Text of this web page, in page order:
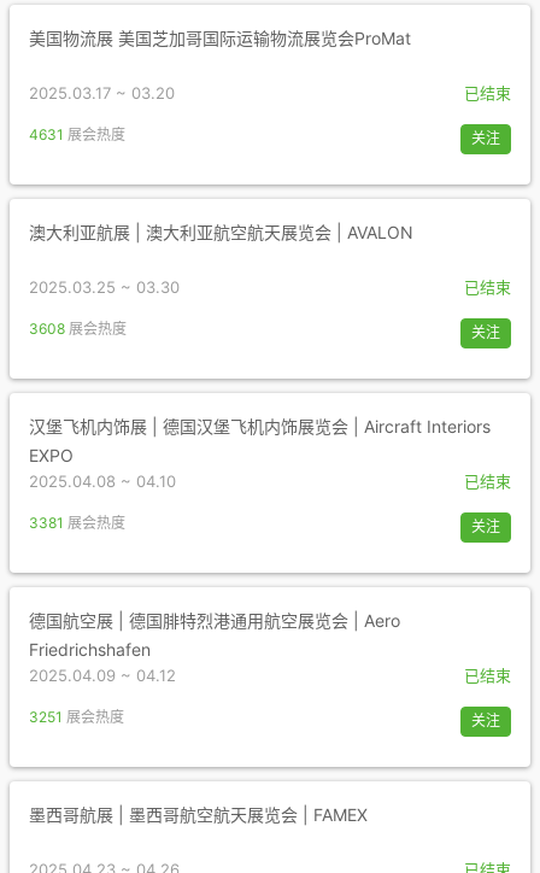
美国物流展 美国芝加哥国际运输物流展览会ProMat
2025.03.17 ~ 03.20 已结束
4631 展会热度 关注
澳大利亚航展 | 澳大利亚航空航天展览会 | AVALON
2025.03.25 ~ 03.30 已结束
3608 展会热度 关注
汉堡飞机内饰展 | 德国汉堡飞机内饰展览会 | Aircraft Interiors
EXPO
2025.04.08 ~ 04.10 已结束
3381 展会热度 关注
德国航空展 | 德国腓特烈港通用航空展览会 | Aero
Friedrichshafen
2025.04.09 ~ 04.12 已结束
3251 展会热度 关注
墨西哥航展 | 墨西哥航空航天展览会 | FAMEX